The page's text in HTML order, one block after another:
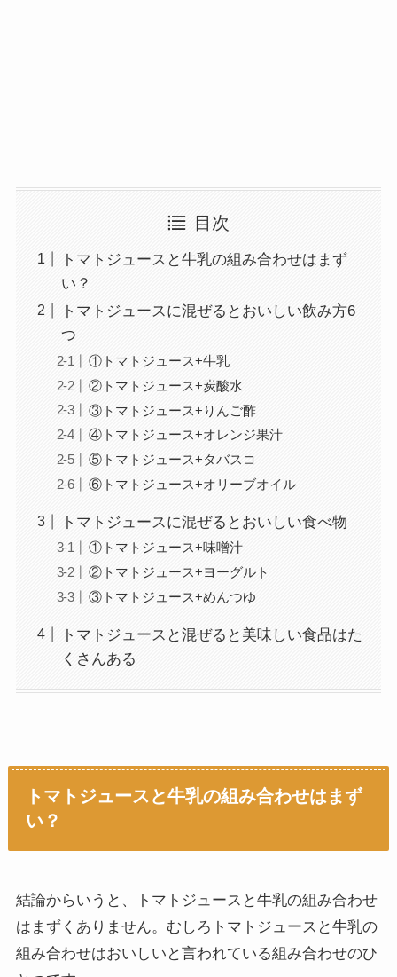
目次
トマトジュースと牛乳の組み合わせはまず
い？
トマトジュースに混ぜるとおいしい飲み方6
つ
①トマトジュース+牛乳
②トマトジュース+炭酸水
③トマトジュース+りんご酢
④トマトジュース+オレンジ果汁
⑤トマトジュース+タバスコ
⑥トマトジュース+オリーブオイル
トマトジュースに混ぜるとおいしい食べ物
①トマトジュース+味噌汁
②トマトジュース+ヨーグルト
③トマトジュース+めんつゆ
トマトジュースと混ぜると美味しい食品はた
くさんある
トマトジュースと牛乳の組み合わせはまず
い？
結論からいうと、トマトジュースと牛乳の組み合わせ
はまずくありません。むしろトマトジュースと牛乳の
組み合わせはおいしいと言われている組み合わせのひ